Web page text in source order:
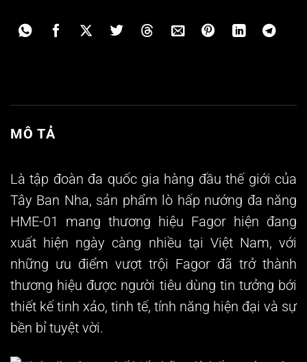
MÔ TẢ
Là tập đoàn đa quốc gia hàng đầu thế giới của
Tây Ban Nha, sản phẩm lò hấp nướng đa năng
HME-01
mang thương hiệu Fagor hiện đang
xuất hiện ngày càng nhiều tại Việt Nam, với
những ưu điểm vượt trội Fagor đã trở thành
thương hiệu được người tiêu dùng tin tưởng bới
thiết kế tinh xảo, tinh tế, tính năng hiện đại và sự
bền bỉ tuyệt vời.